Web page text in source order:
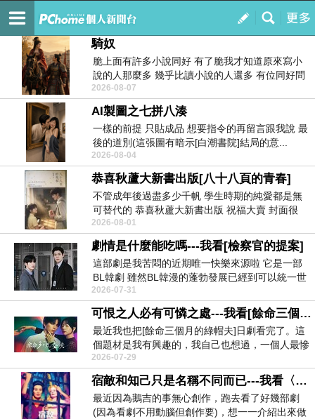
我的
訂閱
冷漠之火 Cool fire
騎奴
脆上面有許多小說同好 有了脆我才知道原來寫小
說的人那麼多 幾乎比讀小說的人還多 有位同好問
了一...
2026-08-07
AI製圖之七拼八湊
一樣的前提 只貼成品 想要指令的再留言跟我說 最
後的道別(這張圖有暗示[白潮書院]結局的意...
2026-08-04
恭喜秋蘆大新書出版[八十八頁的青春]
不管成年後過盡多少千帆 學生時期的純愛都是無
可替代的 恭喜秋蘆大新書出版 祝福大賣 封面很
漂...
2026-08-01
劇情是什麼能吃嗎---我看[檢察官的提案]
這部劇是我苦悶的近期唯一快樂來源啦 它是一部
BL韓劇 雖然BL韓漫的蓬勃發展已經到可以統一世
界的...
2026-07-31
可恨之人必有可憐之處---我看[餘命三個月的綠帽夫]
最近我也把[餘命三個月的綠帽夫]日劇看完了。這
個題材是我有興趣的，我自己也想過，一個人最慘
可以慘到什...
2026-07-29
宿敵和知己只是名稱不同而已---我看〈宿敵：貝蒂與瓊〉
最近因為鵝吉的事無心創作，跑去看了好幾部劇
(因為看劇不用動腦但創作要)，想一一介紹出來做